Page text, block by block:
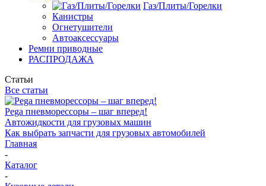
Газ/Плиты/Горелки
Канистры
Огнетушители
Автоаксессуары
Ремни приводные
РАСПРОДАЖА
Статьи
Все статьи
Pega пневморессоры – шаг вперед!
Автожидкости для грузовых машин
Как выбрать запчасти для грузовых автомобилей
Главная
-
Каталог
-